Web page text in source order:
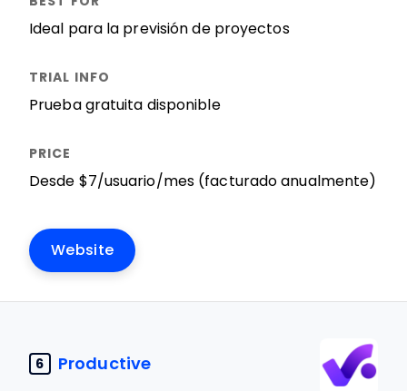
Ideal para la previsión de proyectos
Prueba gratuita disponible
Desde $7/usuario/mes (facturado anualmente)
Website
6 Productive